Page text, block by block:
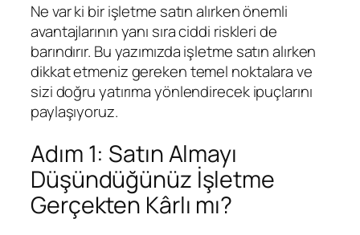
Ne var ki bir işletme satın alırken önemli
avantajlarının yanı sıra ciddi riskleri de
barındırır. Bu yazımızda işletme satın alırken
dikkat etmeniz gereken temel noktalara ve
sizi doğru yatırıma yönlendirecek ipuçlarını
paylaşıyoruz.
Adım 1: Satın Almayı
Düşündüğünüz İşletme
Gerçekten Kârlı mı?